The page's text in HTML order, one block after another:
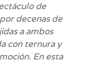
de
decenas de
a ambos
con ternura y
En esta